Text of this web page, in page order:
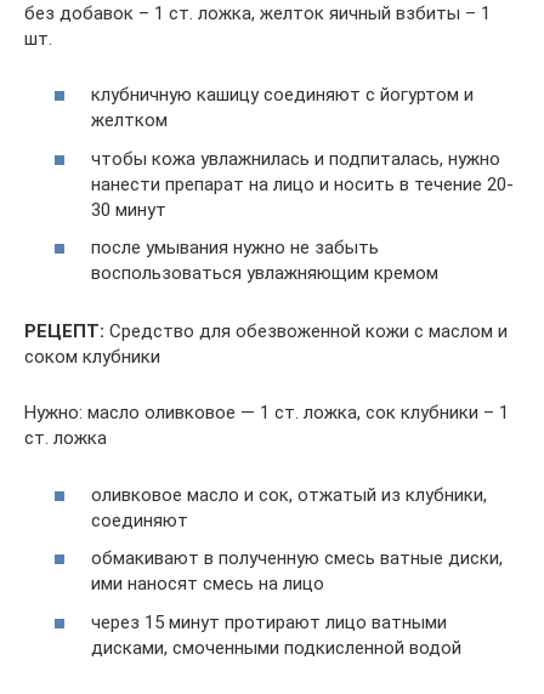
без добавок – 1 ст. ложка, желток яичный взбиты – 1
шт.
клубничную кашицу соединяют с йогуртом и
желтком
чтобы кожа увлажнилась и подпиталась, нужно
нанести препарат на лицо и носить в течение 20-
30 минут
после умывания нужно не забыть
воспользоваться увлажняющим кремом
РЕЦЕПТ: Средство для обезвоженной кожи с маслом и
соком клубники
Нужно: масло оливковое — 1 ст. ложка, сок клубники – 1
ст. ложка
оливковое масло и сок, отжатый из клубники,
соединяют
обмакивают в полученную смесь ватные диски,
ими наносят смесь на лицо
через 15 минут протирают лицо ватными
дисками, смоченными подкисленной водой